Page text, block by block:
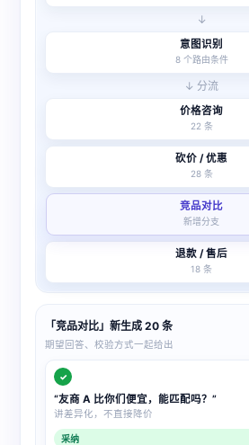
↓
意图识别
8 个路由条件
↓ 分流
价格咨询
22 条
砍价 / 优惠
28 条
竞品对比
新增分支
退款 / 售后
18 条
「竞品对比」新生成 20 条
期望回答、校验方式一起给出
✓
“友商 A 比你们便宜，能匹配吗？”
讲差异化，不直接降价
采纳